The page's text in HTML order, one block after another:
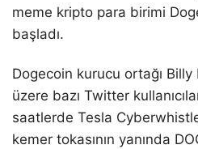
meme kripto para birimi
başladı.
Dogecoin kurucu ortağı
üzere bazı Twitter
saatlerde Tesla
kemer tokasının yanında